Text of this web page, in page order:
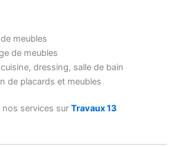
meubles
de meubles
dressing, salle de bain
de placards et meubles
services sur Travaux 13